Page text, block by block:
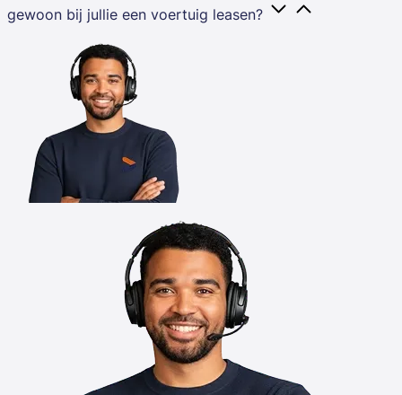
gewoon bij jullie een voertuig leasen?